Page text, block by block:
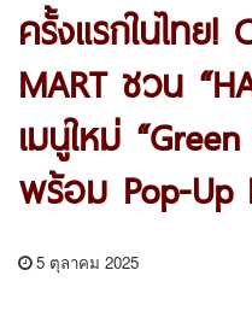
ครั้งแรกในไทย!
MART ชวน
เมนูใหม่
พร้อม Pop-Up
5 ตุลาคม 2025